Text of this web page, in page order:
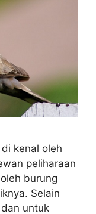
kenal oleh
peliharaan
burung
Selain
untuk